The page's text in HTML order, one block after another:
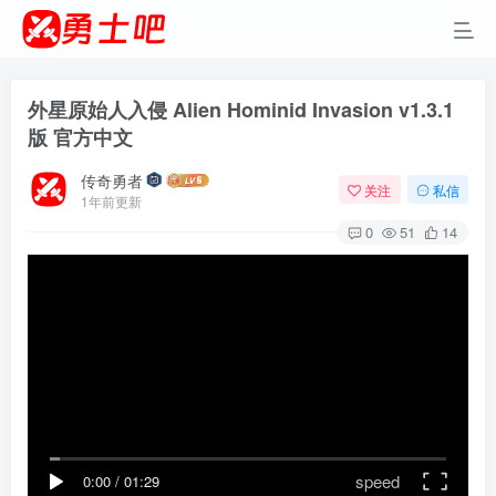
外星原始人入侵 Alien Hominid Invasion v1.3.1
版 官方中文
传奇勇者
1年前更新
关注 私信
0 51 14
0:00 / 01:29 speed